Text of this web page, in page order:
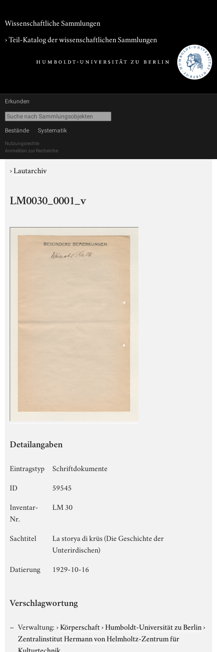
Wissenschaftliche Sammlungen
› Teil-Katalog der wissenschaftlichen Sammlungen
Erkunden
Bestände Systematik
Nutzungsrechte
Anmelden zur Recherche
›Lautarchiv
LM0030_0001_v
Detailangaben
Eintragstyp
Schriftdokumente
ID
59545
Inventar-
Nr.
LM 30
Sachtitel
La storya di krüs (Die Geschichte der
Unterirdischen)
Datierung
1929-10-16
Verschlagwortung
Verwaltung:›Körperschaft›Humboldt-Universität zu Berlin›
Zentralinstitut Hermann von Helmholtz-Zentrum für
Kulturtechnik